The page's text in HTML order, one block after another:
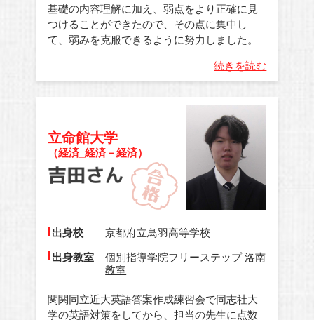
基礎の内容理解に加え、弱点をより正確に見
つけることができたので、その点に集中し
て、弱みを克服できるように努力しました。
続きを読む
立命館大学
（経済_経済－経済）
出身校 京都府立鳥羽高等学校
出身教室
個別指導学院フリーステップ 洛南
教室
関関同立近大英語答案作成練習会で同志社大
学の英語対策をしてから、担当の先生に点数